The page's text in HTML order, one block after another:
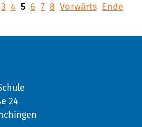
3 4 5 6 7 8 Vorwärts Ende
24